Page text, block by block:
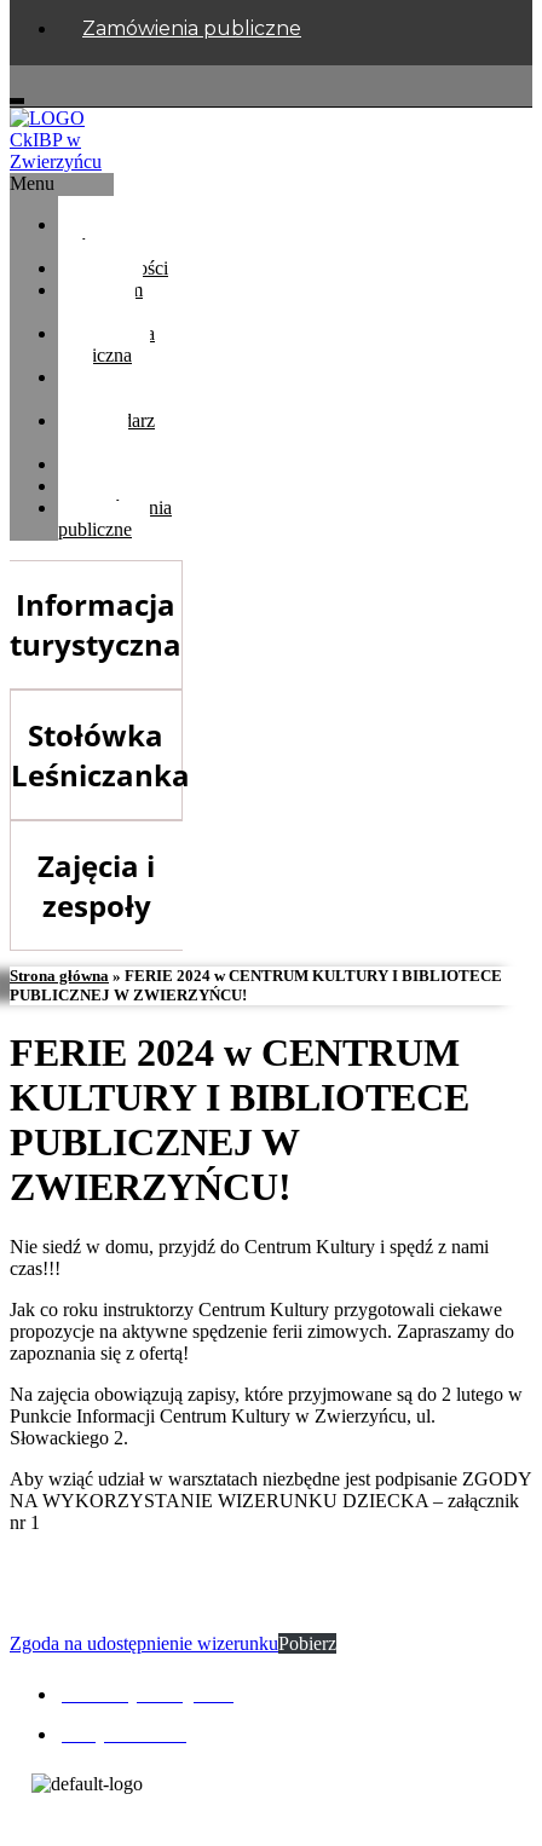
Zamówienia publiczne
Menu
Główna
Aktualności
Centrum
Biblioteka
publiczna
Kalendarz
Zamówienia
publiczne
Informacja
turystyczna
Stołówka
Leśniczanka
Zajęcia i
zespoły
Strona główna » FERIE 2024 w CENTRUM KULTURY I BIBLIOTECE
PUBLICZNEJ W ZWIERZYŃCU!
FERIE 2024 w CENTRUM
KULTURY I BIBLIOTECE
PUBLICZNEJ W
ZWIERZYŃCU!
Nie siedź w domu, przyjdź do Centrum Kultury i spędź z nami
czas!!!
Jak co roku instruktorzy Centrum Kultury przygotowali ciekawe
propozycje na aktywne spędzenie ferii zimowych. Zapraszamy do
zapoznania się z ofertą!
Na zajęcia obowiązują zapisy, które przyjmowane są do 2 lutego w
Punkcie Informacji Centrum Kultury w Zwierzyńcu, ul.
Słowackiego 2.
Aby wziąć udział w warsztatach niezbędne jest podpisanie ZGODY
NA WYKORZYSTANIE WIZERUNKU DZIECKA – załącznik
nr 1
Zgoda na udostępnienie wizerunkuPobierz